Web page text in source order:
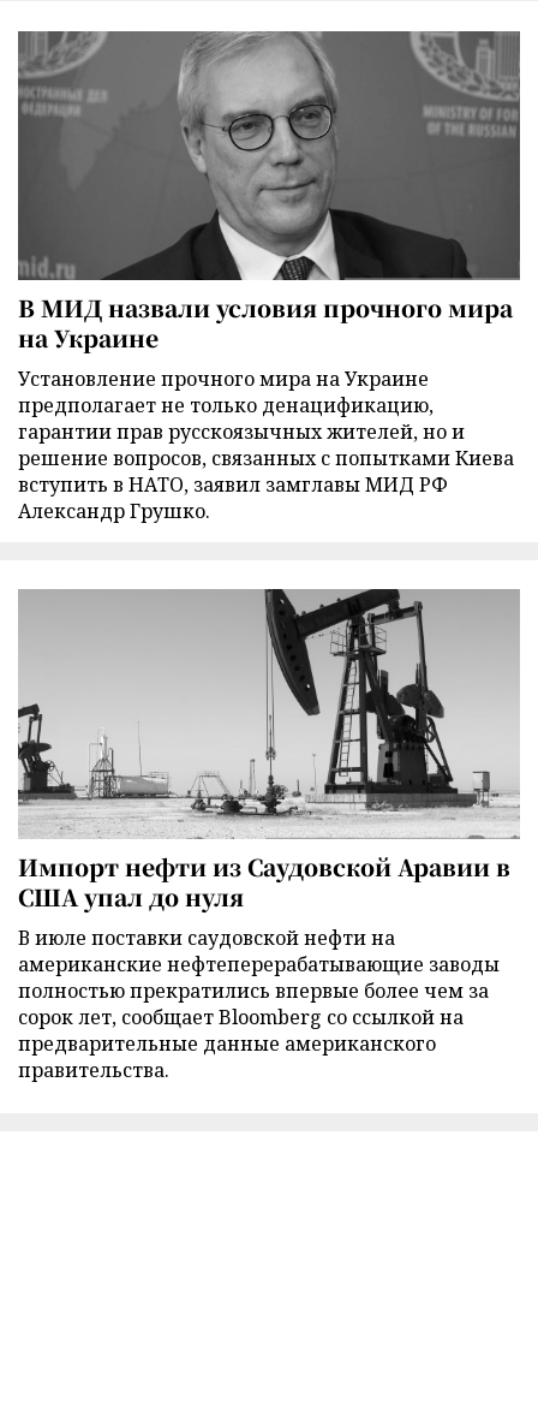
В МИД назвали условия прочного мира
на Украине
Установление прочного мира на Украине
предполагает не только денацификацию,
гарантии прав русскоязычных жителей, но и
решение вопросов, связанных с попытками Киева
вступить в НАТО, заявил замглавы МИД РФ
Александр Грушко.
Импорт нефти из Саудовской Аравии в
США упал до нуля
В июле поставки саудовской нефти на
американские нефтеперерабатывающие заводы
полностью прекратились впервые более чем за
сорок лет, сообщает Bloomberg со ссылкой на
предварительные данные американского
правительства.